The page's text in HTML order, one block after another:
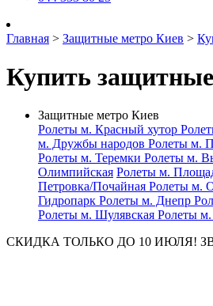
Главная > Защитные метро Киев >
Купить
Защитные метро Киев
Ролеты м. Красный хутор
м. Дружбы народов Ролеты м.
Ролеты м. Теремки Ролеты м.
Олимпийская Ролеты м.
Петровка/Почайная Ролеты м.
Гидропарк Ролеты м. Днепр
Ролеты м. Шулявская Ролеты м.
СКИДКА ТОЛЬКО ДО 10 ИЮЛЯ!